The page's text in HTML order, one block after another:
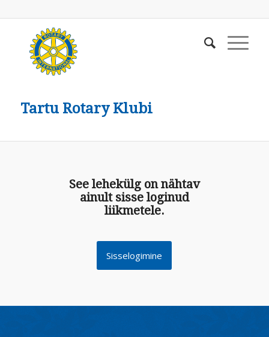
Tartu Rotary Klubi
See lehekülg on nähtav
ainult sisse loginud
liikmetele.
Sisselogimine